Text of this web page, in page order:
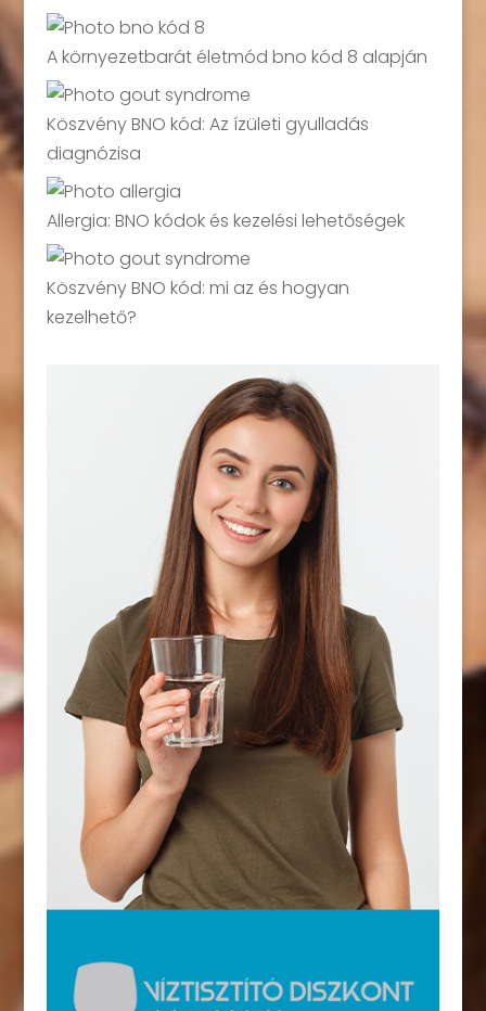
A környezetbarát életmód bno kód 8 alapján
Köszvény BNO kód: Az ízületi gyulladás
diagnózisa
Allergia: BNO kódok és kezelési lehetőségek
Köszvény BNO kód: mi az és hogyan
kezelhető?